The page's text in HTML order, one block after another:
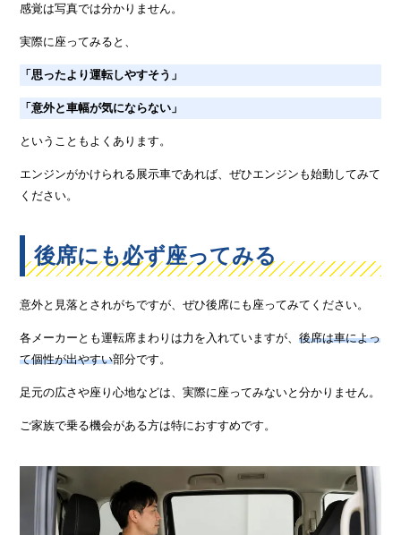
感覚は写真では分かりません。
実際に座ってみると、
「思ったより運転しやすそう」
「意外と車幅が気にならない」
ということもよくあります。
エンジンがかけられる展示車であれば、ぜひエンジンも始動してみて
ください。
後席にも必ず座ってみる
意外と見落とされがちですが、ぜひ後席にも座ってみてください。
各メーカーとも運転席まわりは力を入れていますが、後席は車によっ
て個性が出やすい部分です。
足元の広さや座り心地などは、実際に座ってみないと分かりません。
ご家族で乗る機会がある方は特におすすめです。